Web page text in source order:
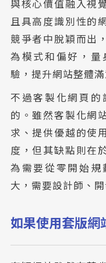
與核心價值融入視
且具高度識別性的
競爭者中脫穎而出
為模式和偏好，量
驗，提升網站整體滿
不過客製化網頁的
的。雖然客製化網
求、提供優越的使
度，但其缺點則在
為需要從零開始規
大，需要設計師、
如果使用套版網